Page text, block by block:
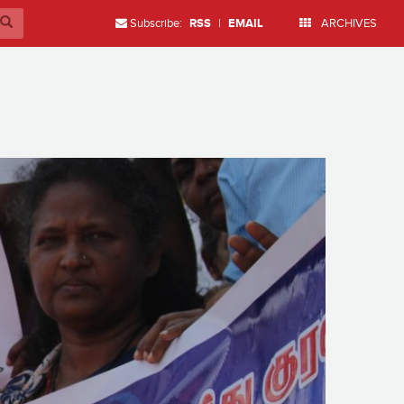
Subscribe: RSS | EMAIL ARCHIVES